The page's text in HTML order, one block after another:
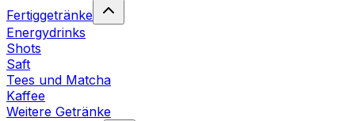
Fertiggetränke
Energydrinks
Shots
Saft
Tees und Matcha
Kaffee
Weitere Getränke